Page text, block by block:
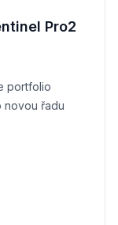
Pro2
portfolio
novou řadu